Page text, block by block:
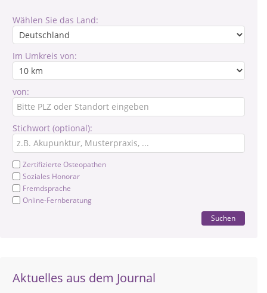
Wählen Sie das Land:
Im Umkreis von:
von:
Stichwort (optional):
Zertifizierte Osteopathen
Soziales Honorar
Fremdsprache
Online-Fernberatung
Suchen
Aktuelles aus dem Journal